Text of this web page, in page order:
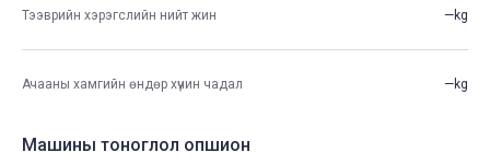
Тээврийн хэрэгслийн нийт жин —kg
Ачааны хамгийн өндөр хүчин чадал —kg
Машины тоноглол опшион